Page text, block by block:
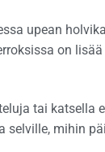
upean
on
tai katsella
mihin